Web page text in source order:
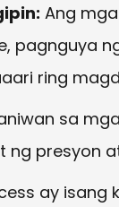
Ang
pagnguya
ring
sa
presyon
ay isang